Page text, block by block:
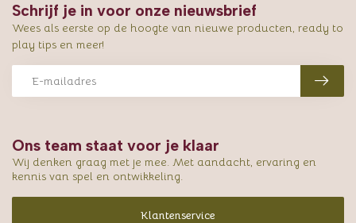
Ons team staat voor je klaar
Wij denken graag met je mee. Met aandacht, ervaring en
kennis van spel en ontwikkeling.
Klantenservice
Schrijf je in voor onze nieuwsbrief
Wees als eerste op de hoogte van nieuwe producten, ready to
play tips en meer!